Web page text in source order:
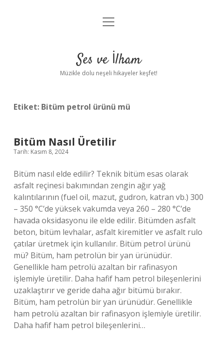
Anasayfa
Yasal Uyarı
menüyü
Ses ve İlham
Müzikle dolu neşeli hikayeler keşfet!
Etiket: Bitüm petrol ürünü mü
Bitüm Nasıl Üretilir
Tarih: Kasım 8, 2024
Bitüm nasıl elde edilir? Teknik bitüm esas olarak
asfalt reçinesi bakımından zengin ağır yağ
kalıntılarının (fuel oil, mazut, gudron, katran vb.) 300
– 350 °C’de yüksek vakumda veya 260 – 280 °C’de
havada oksidasyonu ile elde edilir. Bitümden asfalt
beton, bitüm levhalar, asfalt kiremitler ve asfalt rulo
çatılar üretmek için kullanılır. Bitüm petrol ürünü
mü? Bitüm, ham petrolün bir yan ürünüdür.
Genellikle ham petrolü azaltan bir rafinasyon
işlemiyle üretilir. Daha hafif ham petrol bileşenlerini
uzaklaştırır ve geride daha ağır bitümü bırakır.
Bitüm, ham petrolün bir yan ürünüdür. Genellikle
ham petrolü azaltan bir rafinasyon işlemiyle üretilir.
Daha hafif ham petrol bileşenlerini…